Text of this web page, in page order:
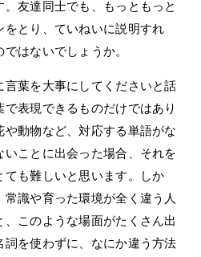
友達同士でも、もっともっと
とり、ていねいに説明すれ
はないでしょうか。
言葉を大事にしてくださいと話
表現できるものだけではあり
や動物など、対応する単語がな
ことに出会った場合、それを
も難しいと思います。しか
識や育った環境が全く違う人
このような場面がたくさん出
を使わずに、なにか違う方法